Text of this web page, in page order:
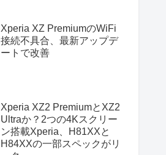
Xperia XZ PremiumのWiFi
接続不具合、最新アップデ
ートで改善
Xperia XZ2 PremiumとXZ2
Ultraか？2つの4Kスクリー
ン搭載Xperia、H81XXと
H84XXの一部スペックがリ